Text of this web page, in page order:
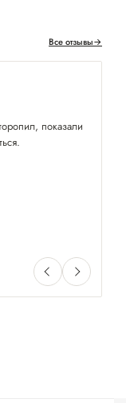
Все отзывы→
показали